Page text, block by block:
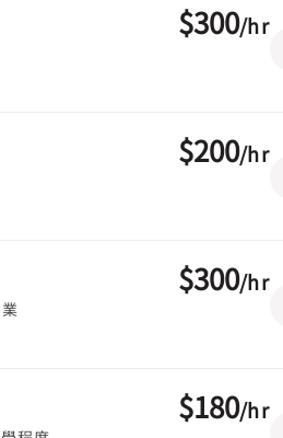
$300/hr
$200/hr
$300/hr
$180/hr